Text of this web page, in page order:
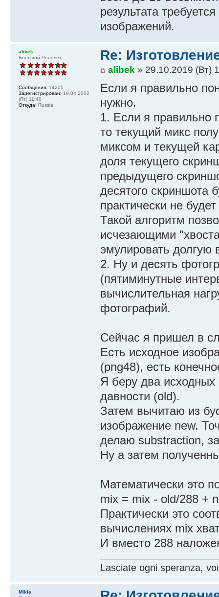
результата
изображений.
alibek
Большой Человек
Сообщения: 14205
Зарегистрирован: 19.04.2002
(Пт) 11:40
Откуда: Russia
Re:
alibek» 29.10.2019 (Вт)
Если я правильно
нужно.
1. Если я правильно
то текущий микс
миксом и текущей
доля текущего
предыдущего
десятого скриншота
практически не
Такой алгоритм
исчезающими
эмулировать долгую
2. Ну и десять
(пятиминутные
вычислительная
фотографий.
Сейчас я пришел в
Есть исходное
(png48), есть
Я беру два исходных
давности (old).
Затем вычитаю из
изображение new.
делаю substraction,
Ну а затем
Математически это
mix = mix - old/288 +
Практически это
вычислениях mix
И вместо 288
Lasciate ogni speranza,
Mikle